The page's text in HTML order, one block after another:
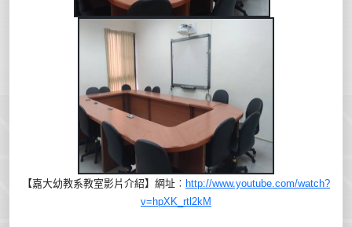
【嘉大幼教系教室影片介紹】 網址︰ http://www.youtube.com/watch?
v=hpXK_rtl2kM